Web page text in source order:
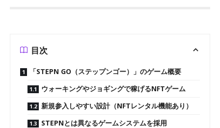
目次
「STEPN GO（ステップンゴー）」のゲーム概要
ウォーキングやジョギングで稼げるNFTゲーム
新規参入しやすい設計（NFTレンタル機能あり）
STEPNとは異なるゲームシステムを採用